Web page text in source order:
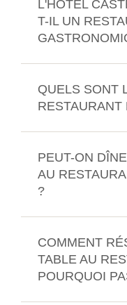
L'HÔTEL
T-IL UN
QUELS SONT
RESTAURANT
PEUT-ON
AU
?
COMMENT
TABLE AU
POURQUOI